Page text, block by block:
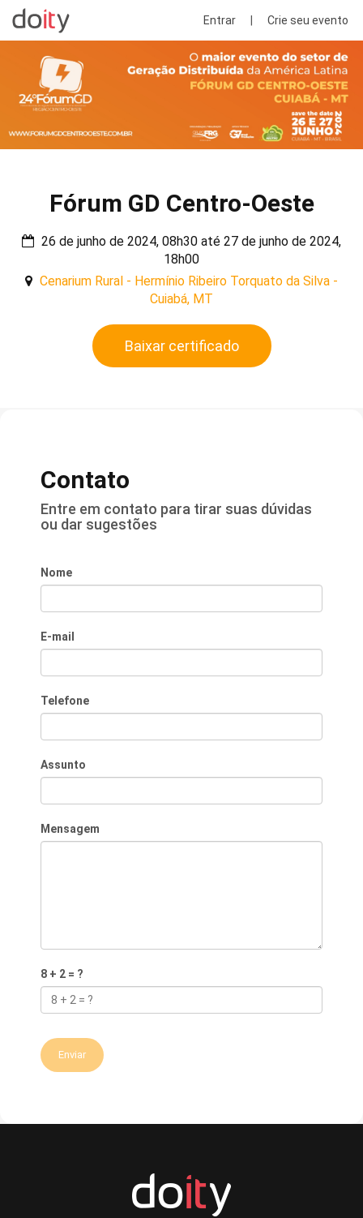
Entrar Crie seu evento
Fórum GD Centro-Oeste
26 de junho de 2024, 08h30 até 27 de junho de 2024,
18h00
Cenarium Rural - Hermínio Ribeiro Torquato da Silva -
Cuiabá, MT
Baixar certificado
Contato
Entre em contato para tirar suas dúvidas
ou dar sugestões
Nome
E-mail
Telefone
Assunto
Mensagem
8 + 2 = ?
Enviar